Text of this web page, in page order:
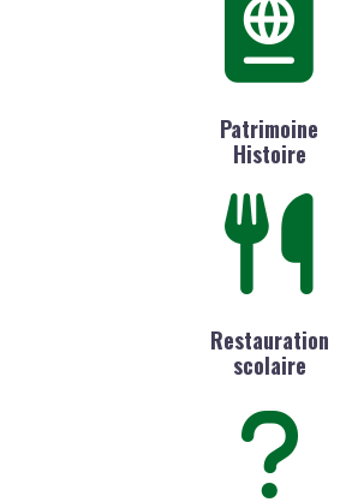
Patrimoine
Histoire
Restauration
scolaire